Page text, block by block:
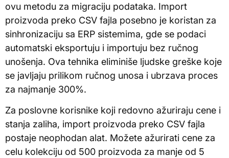
ovu metodu za migraciju podataka. Import
proizvoda preko CSV fajla posebno je koristan za
sinhronizaciju sa ERP sistemima, gde se podaci
automatski eksportuju i importuju bez ručnog
unošenja. Ova tehnika eliminiše ljudske greške koje
se javljaju prilikom ručnog unosa i ubrzava proces
za najmanje 300%.
Za poslovne korisnike koji redovno ažuriraju cene i
stanja zaliha, import proizvoda preko CSV fajla
postaje neophodan alat. Možete ažurirati cene za
celu kolekciju od 500 proizvoda za manje od 5